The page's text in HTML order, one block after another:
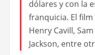
dólares y con la
franquicia. El
Henry Cavill,
Jackson, entre